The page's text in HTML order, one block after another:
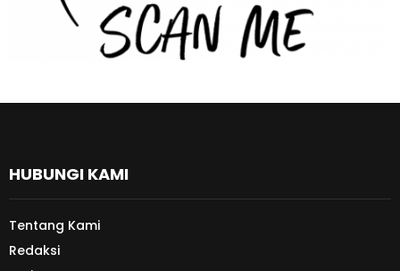
HUBUNGI KAMI
Tentang Kami
Redaksi